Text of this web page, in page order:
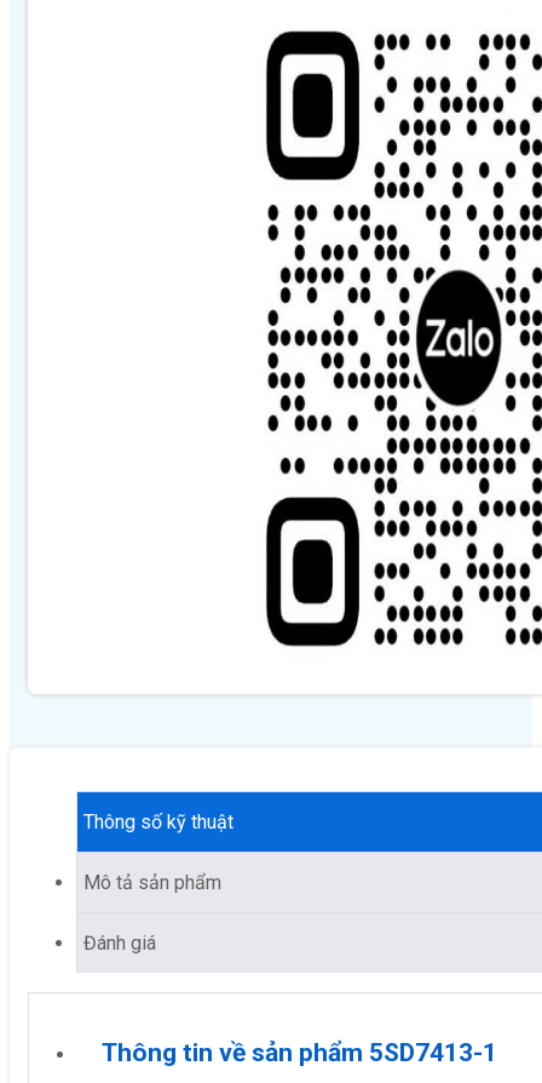
Thông số kỹ thuật
Mô tả sản phẩm
Đánh giá
Thông tin về sản phẩm 5SD7413-1